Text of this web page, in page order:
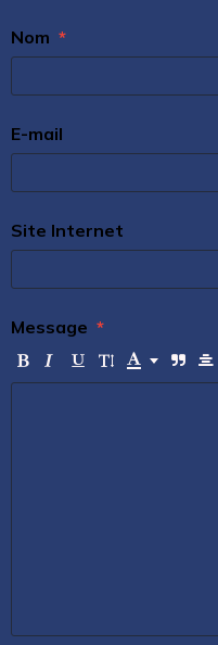
Nom
E-mail
Site Internet
Message